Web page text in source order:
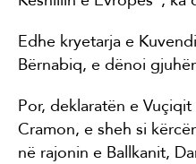
Edhe kryetarja e
Bërnabiq, e dënoi
Por, deklaratën e
Cramon, e sheh si
në rajonin e Ballkanit,